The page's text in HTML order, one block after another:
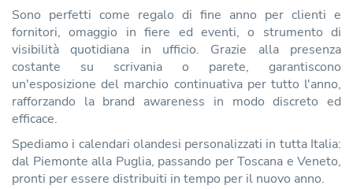
Sono perfetti come regalo di fine anno per clienti e
fornitori, omaggio in fiere ed eventi, o strumento di
visibilità quotidiana in ufficio. Grazie alla presenza
costante su scrivania o parete, garantiscono
un'esposizione del marchio continuativa per tutto l'anno,
rafforzando la brand awareness in modo discreto ed
efficace.
Spediamo i calendari olandesi personalizzati in tutta Italia:
dal Piemonte alla Puglia, passando per Toscana e Veneto,
pronti per essere distribuiti in tempo per il nuovo anno.